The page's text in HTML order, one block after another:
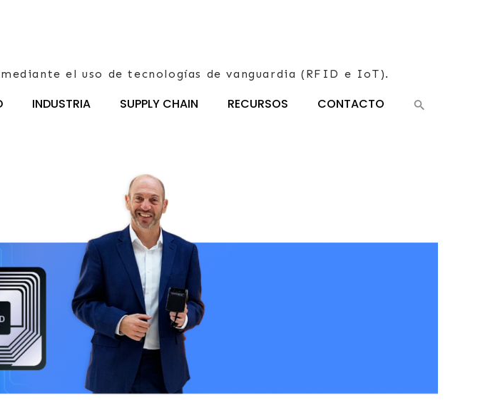
el uso de tecnologías de vanguardia (RFID e IoT).
INDUSTRIA SUPPLY CHAIN RECURSOS CONTACTO